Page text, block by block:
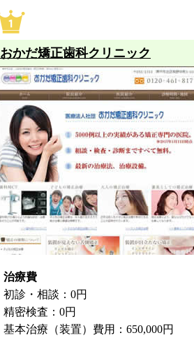
おかだ矯正歯科クリニック
治療費
初診・相談：0円
精密検査：0円
基本治療（装置）費用：650,000円